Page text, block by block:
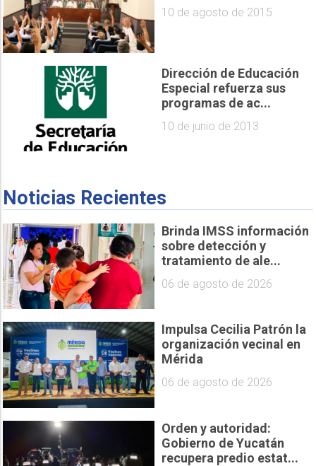
10 de agosto de 2015
Dirección de Educación
Especial refuerza sus
programas de ac...
10 de junio de 2013
Noticias Recientes
Brinda IMSS información
sobre detección y
tratamiento de ale...
06 de agosto de 2026
Impulsa Cecilia Patrón la
organización vecinal en
Mérida
06 de agosto de 2026
Orden y autoridad:
Gobierno de Yucatán
recupera predio estat...